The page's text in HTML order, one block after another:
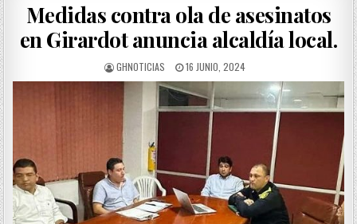
Medidas contra ola de asesinatos
en Girardot anuncia alcaldía local.
AUTHOR:
GHNOTICIAS
PUBLISHED
DATE:
16 JUNIO, 2024